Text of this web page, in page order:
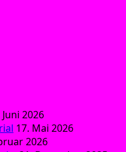
Juni 2026
17. Mai 2026
2026